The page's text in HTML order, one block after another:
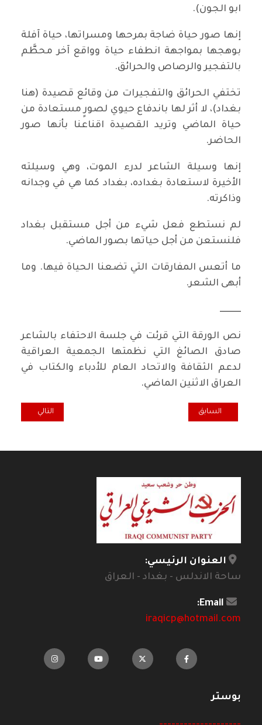
ابو الجون).
إنها صور حياة ضاجة بمرحها ومسراتها، حياة آفلة
بوهجها بمواجهة انطفاء حياة وواقع آخر محطَّم
بالتفجير والرصاص والحرائق.
تختفي الحرائق والتفجيرات من وقائع قصيدة (هنا
بغداد)، لا أثر لها باندفاع حيوي لصورٍ مستعادة من
حياة الماضي وتريد القصيدة اقناعنا بأنها صور
الحاضر.
إنها وسيلة الشاعر لدرء الموت، وهي وسيلته
الأخيرة لاستعادة بغداده، بغداد كما هي في وجدانه
وذاكرته.
لم نستطع فعل شيء من أجل مستقبل بغداد
فلنستعن من أجل حياتها بصور الماضي.
ما أتعس المفارقات التي تضعنا الحياة فيها. وما
أبهى الشعر.
ــــــــــــ
نص الورقة التي قرئت في جلسة الاحتفاء بالشاعر
صادق الصائغ التي نظمتها الجمعية العراقية
لدعم الثقافة والاتحاد العام للأدباء والكتاب في
العراق الاثنين الماضي.
المقال السابق: صادق الصائغ ..الذهاب الى قصيدة الاستعادة
السابق المقال التالي:
التالي
العنوان الرئيسي:
ساحة الاندلس - بغداد - العراق
Email:
iraqicp@hotmail.com
بوستر